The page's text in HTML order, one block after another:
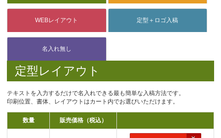
定型レイアウト
テキストを入力するだけで名入れできる最も簡単な入稿方法です。
印刷位置、書体、レイアウトはカート内でお選びいただけます。
数量 販売価格（税込）